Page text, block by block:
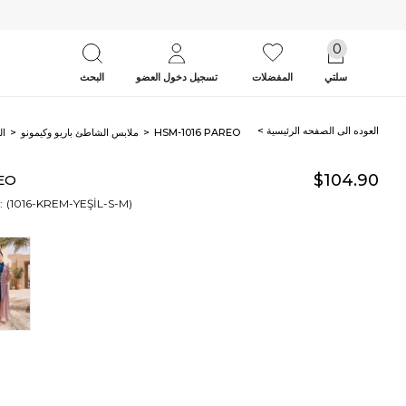
سلتي
0
البحث المفضلات تسجيل دخول العضو
ملابس الشاطئ باريو وكيمونو HSM-1016 PAREO < العوده‌ الی الصفحه‌ الرئیسیة
$104.90
(1016-KREM-YEŞİL-S-M)